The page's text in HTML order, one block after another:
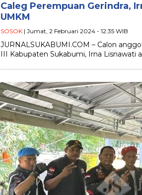
Caleg Perempuan Gerindra,
UMKM
SOSOK | Jumat, 2 Februari 2024 - 12:35 WIB
JURNALSUKABUMI.COM – Calon
III Kabupaten Sukabumi, Irna